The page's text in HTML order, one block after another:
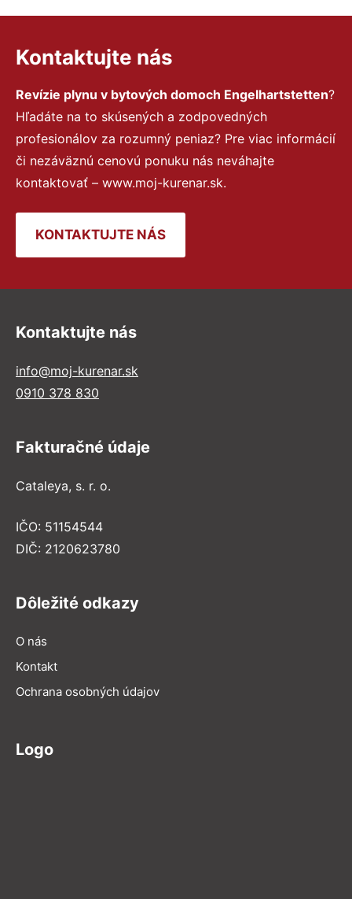
Kontaktujte nás
Revízie plynu v bytových domoch Engelhartstetten?
Hľadáte na to skúsených a zodpovedných
profesionálov za rozumný peniaz? Pre viac informácií
či nezáväznú cenovú ponuku nás neváhajte
kontaktovať – www.moj-kurenar.sk.
KONTAKTUJTE NÁS
Kontaktujte nás
info@moj-kurenar.sk
0910 378 830
Fakturačné údaje
Cataleya, s. r. o.
IČO: 51154544
DIČ: 2120623780
Dôležité odkazy
O nás
Kontakt
Ochrana osobných údajov
Logo